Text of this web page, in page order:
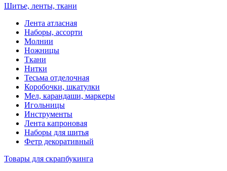
Шитье, ленты, ткани
Лента атласная
Наборы, ассорти
Молнии
Ножницы
Ткани
Нитки
Тесьма отделочная
Коробочки, шкатулки
Мел, карандаши, маркеры
Игольницы
Инструменты
Лента капроновая
Наборы для шитья
Фетр декоративный
Товары для скрапбукинга